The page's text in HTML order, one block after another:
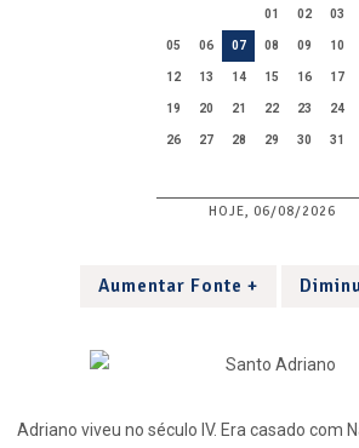
01
02 03
05 06 07 08 09 10
12 13 14 15 16 17
19 20 21 22 23 24
26 27 28 29 30 31
HOJE, 06/08/2026
Aumentar Fonte +
Adriano viveu no século IV. Era casado com